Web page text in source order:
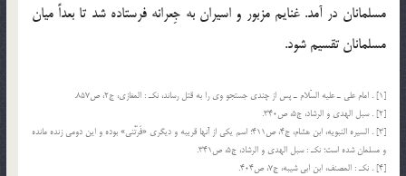
مسلمانان در آمد. غنایم مزبور و اسیران به جِعرانه فرستاده شد تا بعداً میان
مسلمانان تقسیم شود.
[1] . امام علی ـ علیه السّلام ـ پس از چندی جستجو وی را به قتل رساند، نكـ : المغازی، ج2، ص857.
[2] . سبل الهدی و الرشاد، ج5، ص340.
[3] . السیره النبویه، ابن هشام، ج4، ص411؛ اسم یكی از آنها قریبه و دیگری «فَرَتْنی» بوده و این دومی زنده مانده
و مسلمان شده است؛ نكـ : سبل الهدی و الرشاد، ج5، ص341.
[4] . نكـ : المصنف، ابن ابی شیبه، ج7، ص404.